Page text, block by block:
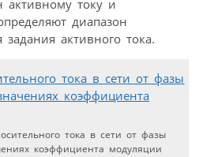
активному току и
диапазон
активного тока.
тока в сети от фазы
коэффициента модуляции